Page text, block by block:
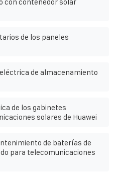
de los paneles
de almacenamiento
de los gabinetes
solares de Huawei
de baterías de
para telecomunicaciones